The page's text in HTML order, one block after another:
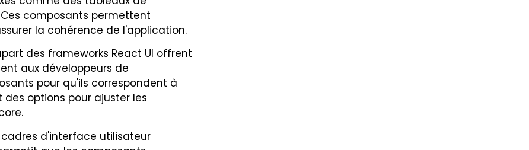
composants permettent
la cohérence de l'application.
des frameworks React UI offrent
aux développeurs de
pour qu'ils correspondent à
options pour ajuster les
cadres d'interface utilisateur